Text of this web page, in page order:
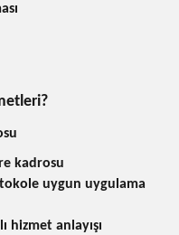
kadrosu
uygun uygulama
hizmet anlayışı